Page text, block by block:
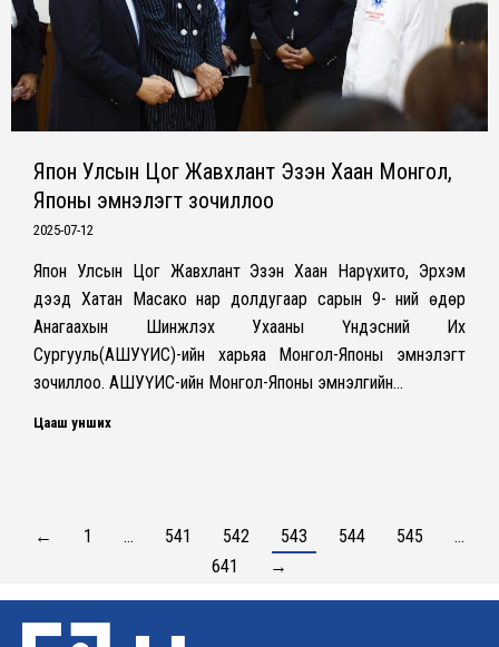
Япон Улсын Цог Жавхлант Эзэн Хаан Монгол,
Японы эмнэлэгт зочиллоо
2025-07-12
Япон Улсын Цог Жавхлант Эзэн Хаан Нарүхито, Эрхэм
дээд Хатан Масако нар долдугаар сарын 9- ний өдөр
Анагаахын Шинжлэх Ухааны Үндэсний Их
Сургууль(АШУҮИС)-ийн харьяа Монгол-Японы эмнэлэгт
зочиллоо. АШУҮИС-ийн Монгол-Японы эмнэлгийн…
Цааш унших
← 1 … 541 542 543 544 545
…
641
→